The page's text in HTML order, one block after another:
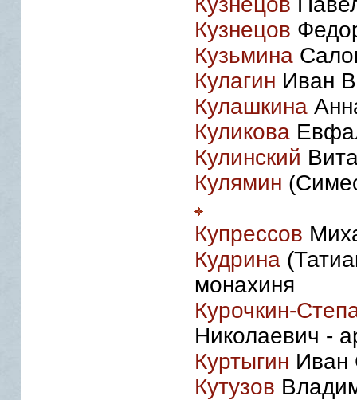
Кузнецов
Кузьмина
Кулагин Иван
Кулашкина
Куликова
Кулинский
Кулямин
Купрессов
Кудрина
монахиня
Курочкин-
Николаевич -
Куртыгин Иван
Кутузов